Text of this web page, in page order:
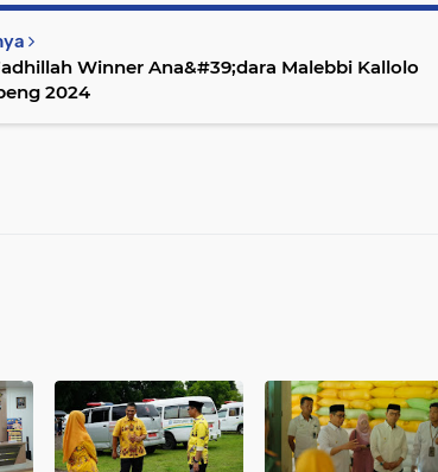
Winner Ana&#39;dara Malebbi Kallolo
2024